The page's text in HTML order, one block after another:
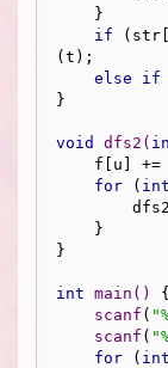
if
(t);
else
if
}
void dfs2 (
for ( int
}
int main ()
{
scanf (
scanf (
for ( int